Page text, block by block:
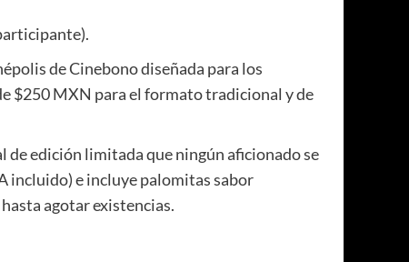
de Cinebono diseñada para los
$250 MXN para el formato tradicional y de
de edición limitada que ningún aficionado se
incluido) e incluye palomitas sabor
agotar existencias.